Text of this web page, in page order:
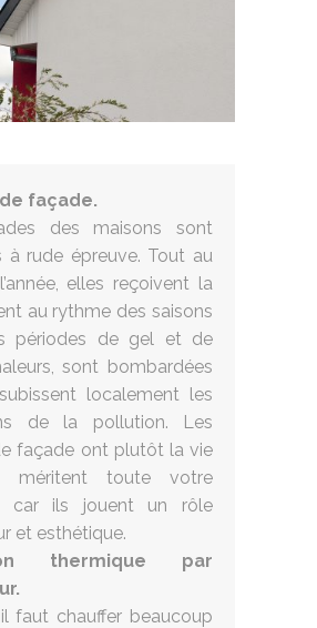
de façade.
des maisons sont
à rude épreuve. Tout au
elles reçoivent la
au rythme des saisons
périodes de gel et de
sont bombardées
localement les
de la pollution. Les
façade ont plutôt la vie
méritent toute votre
car ils jouent un rôle
et esthétique.
thermique par
il faut chauffer beaucoup